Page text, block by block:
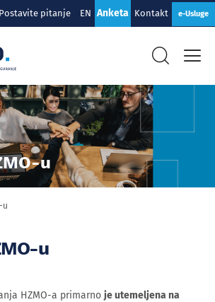
Postavite pitanje EN Anketa Kontakt e-Usluge
u
u
u
HZMO-a primarno je utemeljena na